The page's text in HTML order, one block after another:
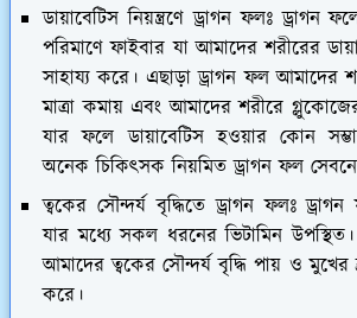
ডায়াবেটিস নিয়ন্ত্রণে ড্রাগন ফলঃড্রাগন
পরিমাণে ফাইবার যা আমাদের শরীরের
সাহায্য করে। এছাড়া ড্রাগন ফল আমাদের
মাত্রা কমায় এবং আমাদের শরীরে গ্লুকোজের
যার ফলে ডায়াবেটিস হওয়ার কোন
অনেক চিকিৎসক নিয়মিত ড্রাগন ফল
ত্বকের সৌন্দর্য বৃদ্ধিতে ড্রাগন ফলঃ
যার মধ্যে সকল ধরনের ভিটামিন
আমাদের ত্বকের সৌন্দর্য বৃদ্ধি পায় ও
করে।